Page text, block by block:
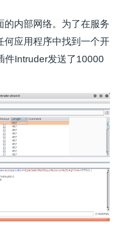
的内部网络。为了在服务
何应用程序中找到一个开
件Intruder发送了10000